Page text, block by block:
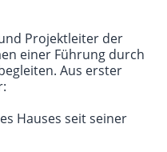
Projektleiter der
einer Führung durch
Aus erster
Hauses seit seiner